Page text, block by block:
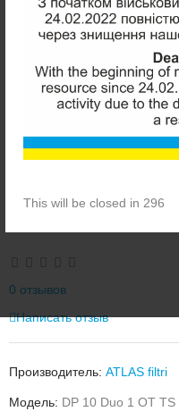
This will be closed in 296
0 отзывов
Написать отзыв
Производитель: ATLAS filtri
Модель: DP 10 Duo 1 OT TS